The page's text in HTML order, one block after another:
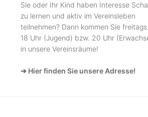
Sie oder Ihr Kind haben Interesse
zu lernen und aktiv im Vereinsleben
teilnehmen? Dann kommen Sie
18 Uhr (Jugend) bzw. 20 Uhr
in unsere Vereinsräume!
➔ Hier finden Sie unsere Adresse!